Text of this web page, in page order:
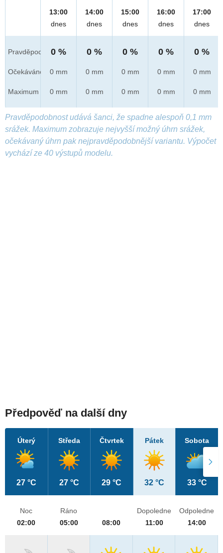
Pravděpod.
Očekáváno
Maximum
13:00
dnes
0 %
0 mm
0 mm
14:00
dnes
0 %
0 mm
0 mm
15:00
dnes
0 %
0 mm
0 mm
16:00
dnes
0 %
0 mm
0 mm
17:00
dnes
0 %
0 mm
0 mm
Pravděpodobnost udává šanci, že spadne alespoň 0,1 mm
srážek. Maximum zobrazuje nejvyšší možný úhrn srážek,
očekávaný úhrn pak nejpravděpodobnější variantu. Výpočet
vychází ze 40 výstupů modelu.
Předpověď na další dny
Úterý
27 °C
Středa
27 °C
Čtvrtek
29 °C
Pátek
32 °C
Sobota
33 °C
Noc
02:00
Ráno
05:00
08:00
Dopoledne
11:00
Odpoledne
14:00